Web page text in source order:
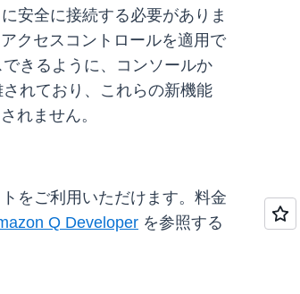
安全に接続する必要がありま
クセスコントロールを適用で
きるように、コンソールか
れており、これらの新機能
れません。
をご利用いただけます。料金
Q Developer を参照する